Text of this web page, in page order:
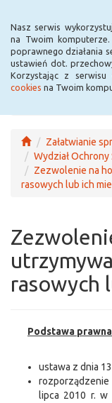
Nasz serwis
na Twoim
poprawnego działania
ustawień dot.
Korzystając z serwisu
cookies na Twoim
Załatwianie
Wydział
Zezwolenie na
rasowych lub ich
rasowych
Podstawa
ustawa z dnia
lipca 2010 r. w